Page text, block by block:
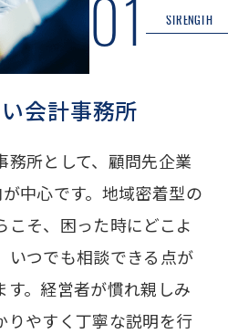
01 STRENGTH
会計事務所
務所として、顧問先企業
中心です。地域密着型の
こそ、困った時にどこよ
いつでも相談できる点が
す。経営者が慣れ親しみ
りやすく丁寧な説明を行